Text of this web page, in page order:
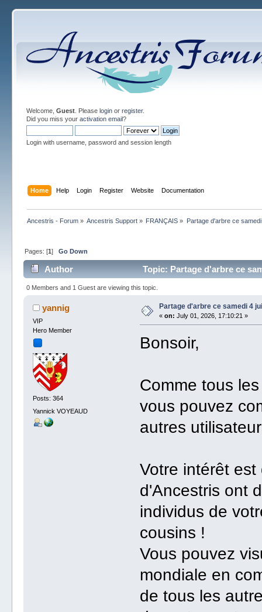
Welcome, Guest. Please loginor register.
Did you miss your activation email?
Login with username, password and session length
Home Help Login Register Website Documentation
Ancestris - Forum» Ancestris Support » FRANÇAIS » Partage d'arbre ce
Pages: [1] Go Down
Author Topic: Partage d'arbre ce
0 Members and 1 Guest are viewing this topic.
yannig
VIP
Hero Member
Posts: 364
Yannick VOYEAUD
Partage d'arbre ce samedi 4
« on: July 01, 2026, 17:10:21 »
Bonsoir,
Comme tous
vous pouvez
autres
Votre intérêt
d'Ancestris ont
individus de
cousins !
Vous pouvez
mondiale en
de tous les